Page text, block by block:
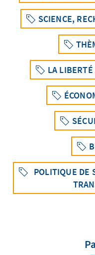
SCIENCE,
LA
POLITIQUE DE